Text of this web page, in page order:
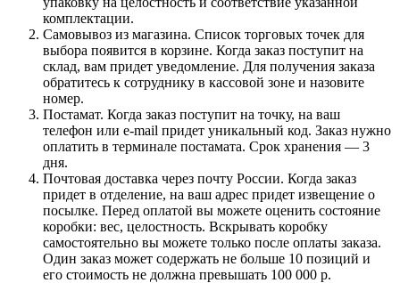
комплектации.
Самовывоз из магазина. Список торговых точек для
выбора появится в корзине. Когда заказ поступит на
склад, вам придет уведомление. Для получения заказа
обратитесь к сотруднику в кассовой зоне и назовите
номер.
Постамат. Когда заказ поступит на точку, на ваш
телефон или e-mail придет уникальный код. Заказ нужно
оплатить в терминале постамата. Срок хранения — 3
дня.
Почтовая доставка через почту России. Когда заказ
придет в отделение, на ваш адрес придет извещение о
посылке. Перед оплатой вы можете оценить состояние
коробки: вес, целостность. Вскрывать коробку
самостоятельно вы можете только после оплаты заказа.
Один заказ может содержать не больше 10 позиций и
его стоимость не должна превышать 100 000 р.